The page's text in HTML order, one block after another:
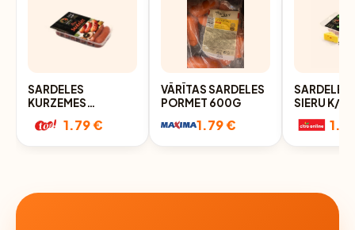
SARDELES
KURZEMES
GAĻSAIMNIEKS
ALUS 420G
1.79 €
VĀRĪTAS SARDELES
PORMET 600G
1.79 €
SARDELES
SIERU K/K